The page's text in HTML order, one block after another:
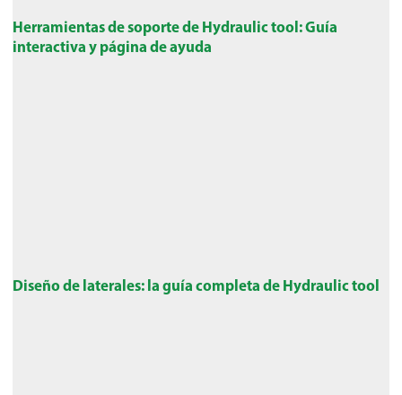
Herramientas de soporte de Hydraulic tool: Guía
interactiva y página de ayuda
Diseño de laterales: la guía completa de Hydraulic tool